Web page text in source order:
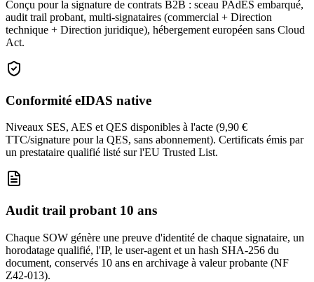
Conçu pour la signature de contrats B2B : sceau PAdES embarqué,
audit trail probant, multi-signataires (commercial + Direction
technique + Direction juridique), hébergement européen sans Cloud
Act.
Conformité eIDAS native
Niveaux SES, AES et QES disponibles à l'acte (9,90 €
TTC/signature pour la QES, sans abonnement). Certificats émis par
un prestataire qualifié listé sur l'EU Trusted List.
Audit trail probant 10 ans
Chaque SOW génère une preuve d'identité de chaque signataire, un
horodatage qualifié, l'IP, le user-agent et un hash SHA-256 du
document, conservés 10 ans en archivage à valeur probante (NF
Z42-013).